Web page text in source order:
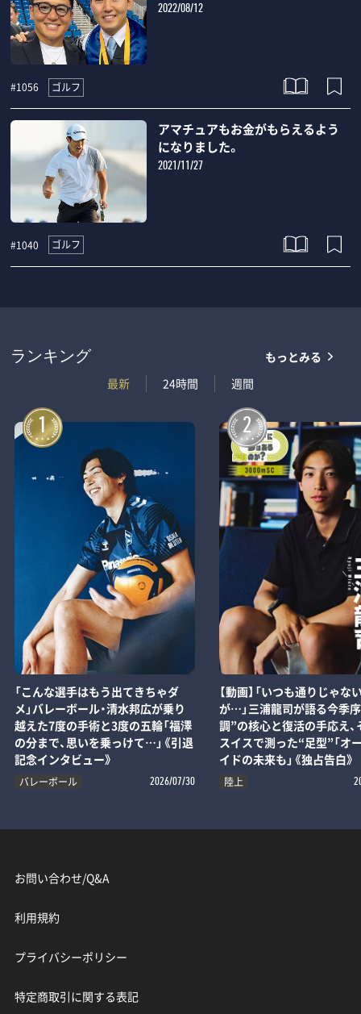
2022/08/12
#1056 ゴルフ
アマチュアもお金がもらえるよう
になりました。
2021/11/27
#1040 ゴルフ
ランキング
最新
24時間 週間
もっとみる
1
「こんな選手はもう出てきちゃダ
メ」バレーボール・清水邦広が乗り
越えた7度の手術と3度の五輪「福澤
の分まで、思いを乗っけて…」《引退
記念インタビュー》
バレーボール 2026/07/30
2
【動画】「いつも通りじゃな
が…」三浦龍司が語る今季
調”の核心と復活の手応え、
スイスで測った“足型”「オ
イドの未来も」《独占告白》
陸上
お問い合わせ/Q&A
利用規約
プライバシーポリシー
特定商取引に関する表記